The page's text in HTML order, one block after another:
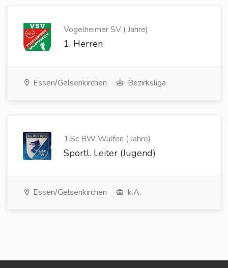
Vogelheimer SV ( Jahre)
1. Herren
Essen/Gelsenkirchen Bezirksliga
1.Sc BW Wulfen ( Jahre)
Sportl. Leiter (Jugend)
Essen/Gelsenkirchen k.A.